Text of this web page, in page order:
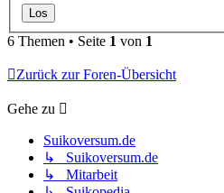
6 Themen • Seite 1 von 1
Zurück zur Foren-Übersicht
Gehe zu
Suikoversum.de
↳ Suikoversum.de
↳ Mitarbeit